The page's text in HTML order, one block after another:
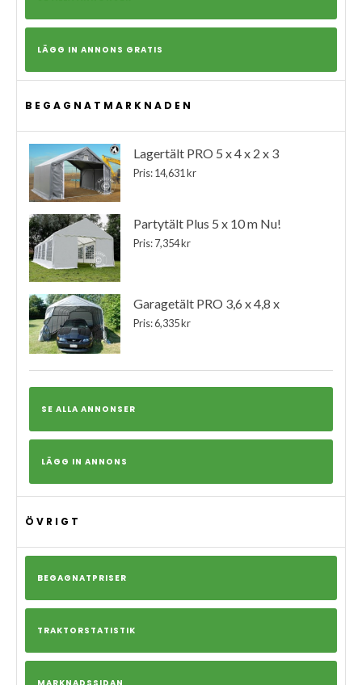
LÄGG IN ANNONS GRATIS
BEGAGNATMARKNADEN
Lagertält PRO 5 x 4 x 2 x 3
Pris: 14,631 kr
Partytält Plus 5 x 10 m Nu!
Pris: 7,354 kr
Garagetält PRO 3,6 x 4,8 x
Pris: 6,335 kr
SE ALLA ANNONSER
LÄGG IN ANNONS
ÖVRIGT
BEGAGNATPRISER
TRAKTORSTATISTIK